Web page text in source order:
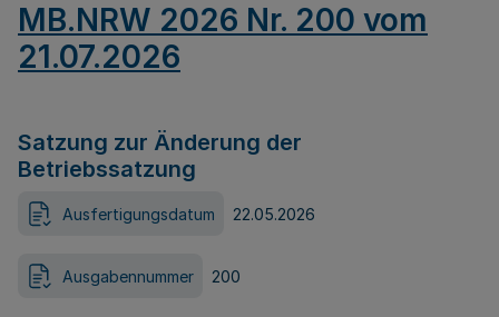
MB.NRW 2026 Nr. 200 vom
21.07.2026
Satzung zur Änderung der
Betriebssatzung
Ausfertigungsdatum 22.05.2026
Ausgabennummer 200